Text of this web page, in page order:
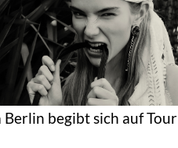
Berlin begibt sich auf Tour